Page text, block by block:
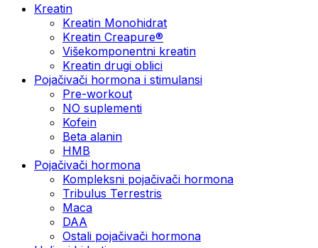
Kreatin
Kreatin Monohidrat
Kreatin Creapure®
Višekomponentni kreatin
Kreatin drugi oblici
Pojačivači hormona i stimulansi
Pre-workout
NO suplementi
Kofein
Beta alanin
HMB
Pojačivači hormona
Kompleksni pojačivači hormona
Tribulus Terrestris
Maca
DAA
Ostali pojačivači hormona